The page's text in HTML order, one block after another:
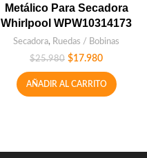
Metálico Para Secadora
Whirlpool WPW10314173
Secadora, Ruedas / Bobinas
$25.980 $17.980
AÑADIR AL CARRITO